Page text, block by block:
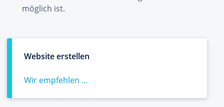
möglich ist.
Website erstellen
Wir empfehlen ...